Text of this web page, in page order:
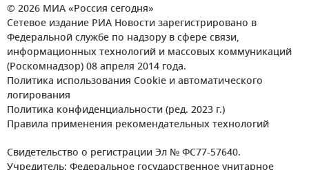
© 2026 МИА «Россия сегодня»
Сетевое издание РИА Новости зарегистрировано в
Федеральной службе по надзору в сфере связи,
информационных технологий и массовых коммуникаций
(Роскомнадзор) 08 апреля 2014 года.
Политика использования Cookie и автоматического
логирования
Политика конфиденциальности (ред. 2023 г.)
Правила применения рекомендательных технологий
Свидетельство о регистрации Эл № ФС77-57640.